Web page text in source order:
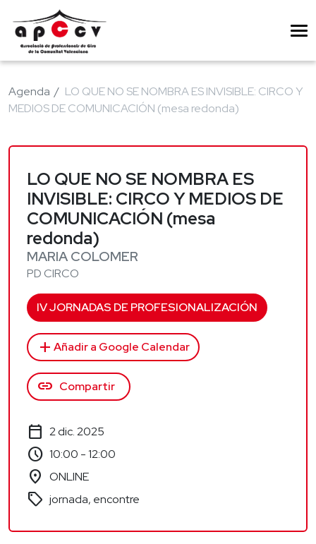
Agenda
LO QUE NO SE NOMBRA ES INVISIBLE: CIRCO Y
MEDIOS DE COMUNICACIÓN (mesa redonda)
LO QUE NO SE NOMBRA ES
INVISIBLE: CIRCO Y MEDIOS DE
COMUNICACIÓN (mesa
redonda)
MARIA COLOMER
PD CIRCO
IV JORNADAS DE PROFESIONALIZACIÓN
add Añadir a Google Calendar
link Compartir
calendar_today 2 dic. 2025
schedule 10:00 - 12:00
location_on ONLINE
sell jornada, encontre